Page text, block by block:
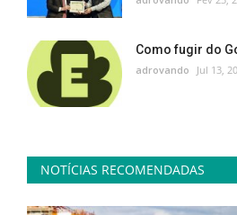
Como fugir do
adrovando Jul 13,
NOTÍCIAS RECOMENDADAS